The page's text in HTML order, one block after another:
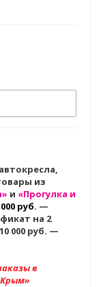
из
и «Прогулка и
руб. —
на 2
000 руб. —
в